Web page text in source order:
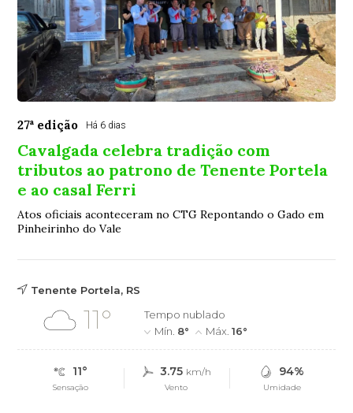
27ª edição Há 6 dias
Cavalgada celebra tradição com
tributos ao patrono de Tenente Portela
e ao casal Ferri
Atos oficiais aconteceram no CTG Repontando o Gado em
Pinheirinho do Vale
Tenente Portela, RS
11°
Tempo nublado
Mín. 8° Máx.16°
11°
Sensação
3.75 km/h
Vento
94%
Umidade